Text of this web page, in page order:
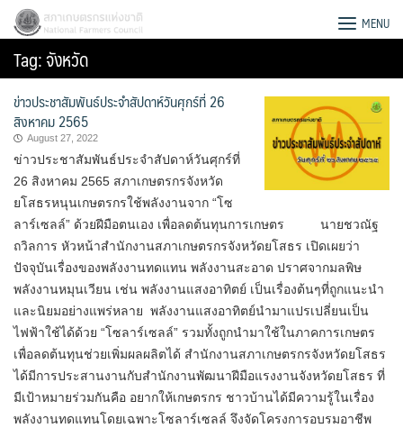
Skip
content
Search
for:
สภาเกษตรกรแห่งชาติ MENU
Tag:จังหวัด
ข่าวประชาสัมพันธ์ประจำสัปดาห์วันศุกร์ที่ 26
สิงหาคม 2565
August 27, 2022
ข่าวประชาสัมพันธ์ประจำสัปดาห์วันศุกร์ที่
26 สิงหาคม 2565 สภาเกษตรกรจังหวัด
ยโสธรหนุนเกษตรกรใช้พลังงานจาก “โซ
ลาร์เซลล์” ด้วยฝีมือตนเอง เพื่อลดต้นทุนการเกษตร นายชวณัฐ
ถวิลการ หัวหน้าสำนักงานสภาเกษตรกรจังหวัดยโสธร เปิดเผยว่า
ปัจจุบันเรื่องของพลังงานทดแทน พลังงานสะอาด ปราศจากมลพิษ
พลังงานหมุนเวียน เช่น พลังงานแสงอาทิตย์ เป็นเรื่องต้นๆที่ถูกแนะนำ
และนิยมอย่างแพร่หลาย พลังงานแสงอาทิตย์นำมาแปรเปลี่ยนเป็น
ไฟฟ้าใช้ได้ด้วย “โซลาร์เซลล์” รวมทั้งถูกนำมาใช้ในภาคการเกษตร
เพื่อลดต้นทุนช่วยเพิ่มผลผลิตได้ สำนักงานสภาเกษตรกรจังหวัดยโสธร
ได้มีการประสานงานกับสำนักงานพัฒนาฝีมือแรงงานจังหวัดยโสธร ที่
มีเป้าหมายร่วมกันคือ อยากให้เกษตรกร ชาวบ้านได้มีความรู้ในเรื่อง
พลังงานทดแทนโดยเฉพาะโซลาร์เซลล์ จึงจัดโครงการอบรมอาชีพ